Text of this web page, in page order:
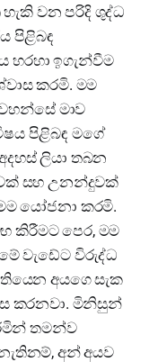
වන පරිදි ශුද්ධ
පිළිබඳ
හරහා ඉගැන්වීම
කරමි. මම
මාව
පිළිබඳ මගේ
ලියා තබන
සහ උනන්දුවක්
යෝජනා කරමි.
කිරීමට පෙර, මම
වැඩේට විරුද්ධ
අයගෙ සැක
කරනවා. මිනිසුන්
තමන්ව
අන් අයව